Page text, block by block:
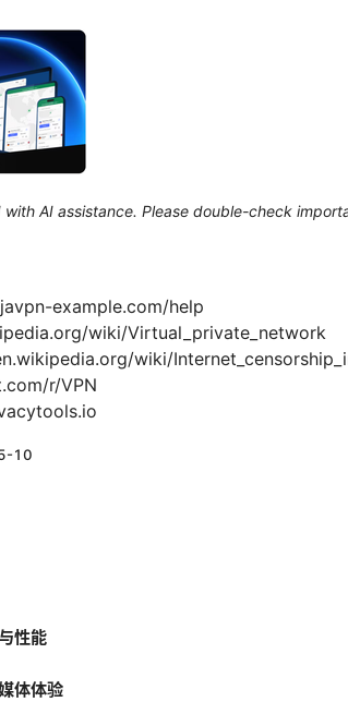
AI assistance. Please double-check
example.com/help
wiki/Virtual_private_network
wiki/
r/VPN
10
性能
体体验